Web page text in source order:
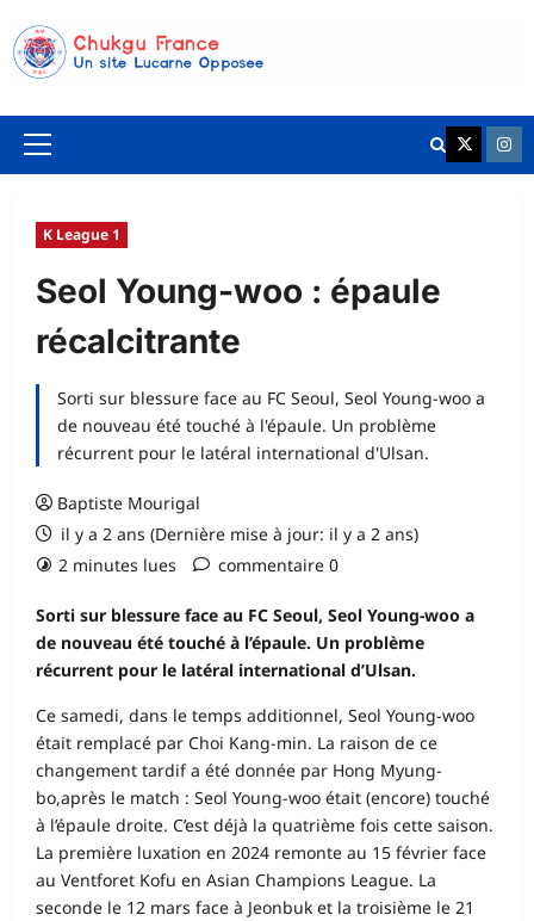
au
contenu
Menu
K League
K League 1
Seol Young-woo : épaule
récalcitrante
Sorti sur blessure face au FC Seoul, Seol Young-woo a
de nouveau été touché à l'épaule. Un problème
récurrent pour le latéral international d'Ulsan.
Baptiste Mourigal
il y a 2 ans (Dernière mise à jour: il y a 2 ans)
2 minutes lues
commentaire 0
Sorti sur blessure face au FC Seoul, Seol Young-woo a
de nouveau été touché à l’épaule. Un problème
récurrent pour le latéral international d’Ulsan.
Ce samedi, dans le temps additionnel, Seol Young-woo
était remplacé par Choi Kang-min. La raison de ce
changement tardif a été donnée par Hong Myung-
bo,après le match : Seol Young-woo était (encore) touché
à l’épaule droite. C’est déjà la quatrième fois cette saison.
La première luxation en 2024 remonte au 15 février face
au Ventforet Kofu en Asian Champions League. La
seconde le 12 mars face à Jeonbuk et la troisième le 21